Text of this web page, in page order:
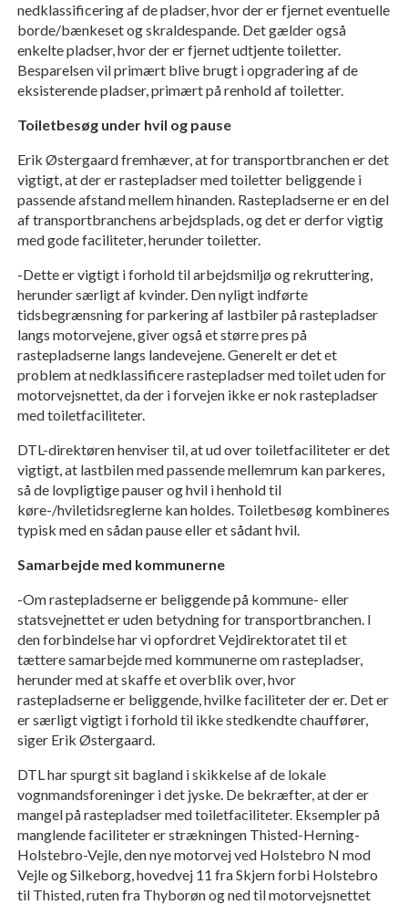
nedklassificering af de pladser, hvor der er fjernet eventuelle
borde/bænkeset og skraldespande. Det gælder også
enkelte pladser, hvor der er fjernet udtjente toiletter.
Besparelsen vil primært blive brugt i opgradering af de
eksisterende pladser, primært på renhold af toiletter.
Toiletbesøg under hvil og pause
Erik Østergaard fremhæver, at for transportbranchen er det
vigtigt, at der er rastepladser med toiletter beliggende i
passende afstand mellem hinanden. Rastepladserne er en del
af transportbranchens arbejdsplads, og det er derfor vigtig
med gode faciliteter, herunder toiletter.
-Dette er vigtigt i forhold til arbejdsmiljø og rekruttering,
herunder særligt af kvinder. Den nyligt indførte
tidsbegrænsning for parkering af lastbiler på rastepladser
langs motorvejene, giver også et større pres på
rastepladserne langs landevejene. Generelt er det et
problem at nedklassificere rastepladser med toilet uden for
motorvejsnettet, da der i forvejen ikke er nok rastepladser
med toiletfaciliteter.
DTL-direktøren henviser til, at ud over toiletfaciliteter er det
vigtigt, at lastbilen med passende mellemrum kan parkeres,
så de lovpligtige pauser og hvil i henhold til
køre-/hviletidsreglerne kan holdes. Toiletbesøg kombineres
typisk med en sådan pause eller et sådant hvil.
Samarbejde med kommunerne
-Om rastepladserne er beliggende på kommune- eller
statsvejnettet er uden betydning for transportbranchen. I
den forbindelse har vi opfordret Vejdirektoratet til et
tættere samarbejde med kommunerne om rastepladser,
herunder med at skaffe et overblik over, hvor
rastepladserne er beliggende, hvilke faciliteter der er. Det er
er særligt vigtigt i forhold til ikke stedkendte chauffører,
siger Erik Østergaard.
DTL har spurgt sit bagland i skikkelse af de lokale
vognmandsforeninger i det jyske. De bekræfter, at der er
mangel på rastepladser med toiletfaciliteter. Eksempler på
manglende faciliteter er strækningen Thisted-Herning-
Holstebro-Vejle, den nye motorvej ved Holstebro N mod
Vejle og Silkeborg, hovedvej 11 fra Skjern forbi Holstebro
til Thisted, ruten fra Thyborøn og ned til motorvejsnettet